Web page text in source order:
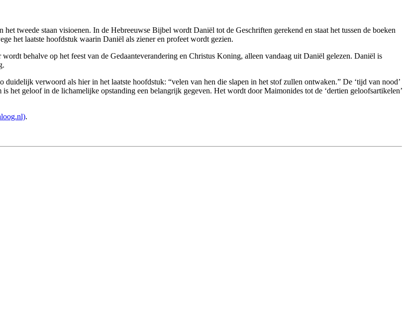
tweede staan visioenen. In de Hebreeuwse Bijbel wordt Daniël tot de Geschriften gerekend en staat het tussen de boeken
het laatste hoofdstuk waarin Daniël als ziener en profeet wordt gezien.
behalve op het feest van de Gedaanteverandering en Christus Koning, alleen vandaag uit Daniël gelezen. Daniël is
verwoord als hier in het laatste hoofdstuk: “velen van hen die slapen in het stof zullen ontwaken.” De ‘tijd van nood’
het geloof in de lichamelijke opstanding een belangrijk gegeven. Het wordt door Maimonides tot de ‘dertien geloofsartikelen’
.